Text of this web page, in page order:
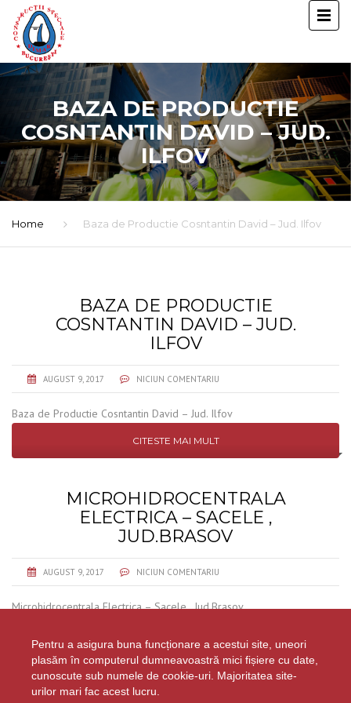
BAZA DE PRODUCTIE
COSNTANTIN DAVID – JUD.
ILFOV
Home Baza de Productie Cosntantin David – Jud. Ilfov
BAZA DE PRODUCTIE
COSNTANTIN DAVID – JUD.
ILFOV
AUGUST 9, 2017 NICIUN COMENTARIU
Baza de Productie Cosntantin David – Jud. Ilfov
CITESTE MAI MULT
MICROHIDROCENTRALA
ELECTRICA – SACELE ,
JUD.BRASOV
AUGUST 9, 2017 NICIUN COMENTARIU
Microhidrocentrala Electrica – Sacele , Jud.Brasov
Pentru a asigura buna funcționare a acestui site, uneori
plasăm în computerul dumneavoastră mici fișiere cu date,
cunoscute sub numele de cookie-uri. Majoritatea site-
urilor mari fac acest lucru.